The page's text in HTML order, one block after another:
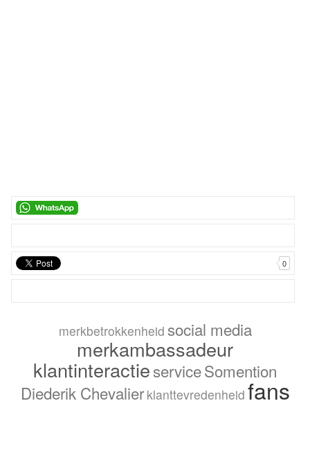
0
merkbetrokkenheid social media
merkambassadeur
klantinteractieserviceSomention
Diederik Chevalier klanttevredenheid fans